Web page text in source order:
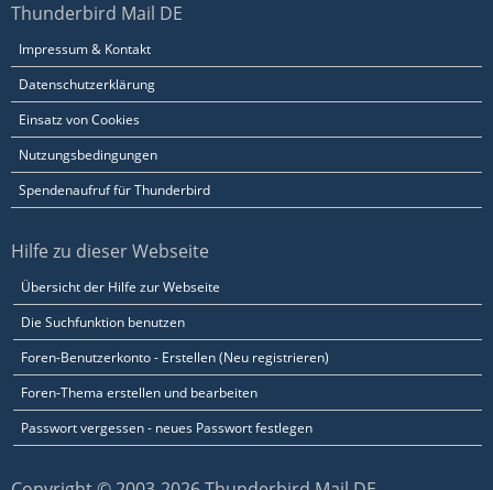
Thunderbird Mail DE
Impressum & Kontakt
Datenschutzerklärung
Einsatz von Cookies
Nutzungsbedingungen
Spendenaufruf für Thunderbird
Hilfe zu dieser Webseite
Übersicht der Hilfe zur Webseite
Die Suchfunktion benutzen
Foren-Benutzerkonto - Erstellen (Neu registrieren)
Foren-Thema erstellen und bearbeiten
Passwort vergessen - neues Passwort festlegen